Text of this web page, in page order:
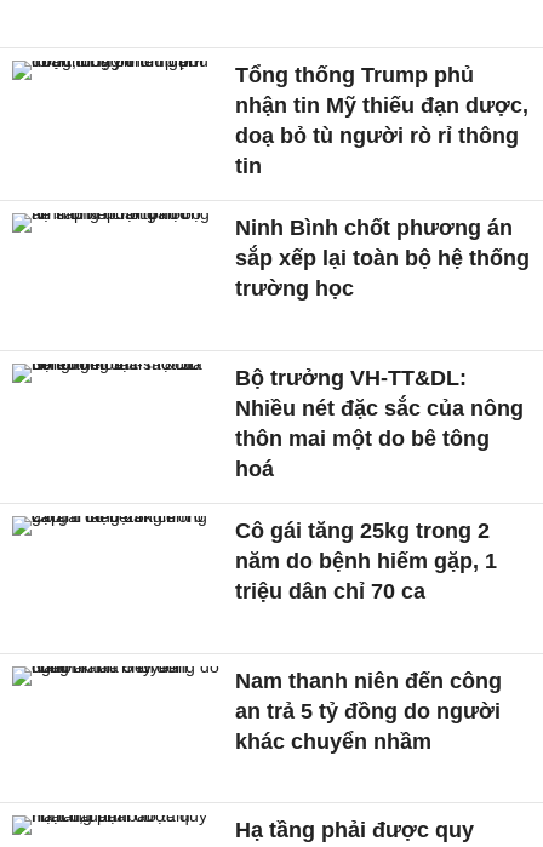
Tổng thống Trump phủ
nhận tin Mỹ thiếu đạn dược,
doạ bỏ tù người rò rỉ thông
tin
Ninh Bình chốt phương án
sắp xếp lại toàn bộ hệ thống
trường học
Bộ trưởng VH-TT&DL:
Nhiều nét đặc sắc của nông
thôn mai một do bê tông
hoá
Cô gái tăng 25kg trong 2
năm do bệnh hiếm gặp, 1
triệu dân chỉ 70 ca
Nam thanh niên đến công
an trả 5 tỷ đồng do người
khác chuyển nhầm
Hạ tầng phải được quy